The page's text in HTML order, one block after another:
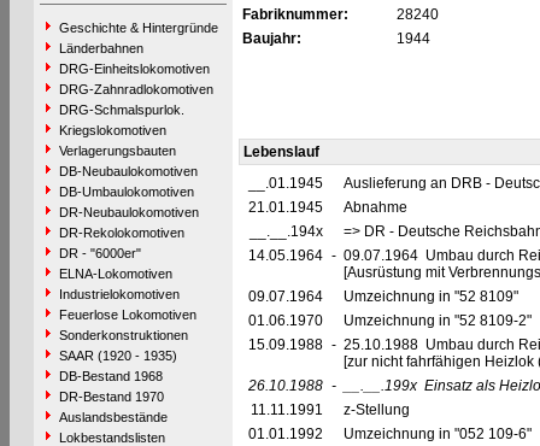
Geschichte & Hintergründe
Länderbahnen
DRG-Einheitslokomotiven
DRG-Zahnradlokomotiven
DRG-Schmalspurlok.
Kriegslokomotiven
Verlagerungsbauten
DB-Neubaulokomotiven
DB-Umbaulokomotiven
DR-Neubaulokomotiven
DR-Rekolokomotiven
DR - "6000er"
ELNA-Lokomotiven
Industrielokomotiven
Feuerlose Lokomotiven
Sonderkonstruktionen
SAAR (1920 - 1935)
DB-Bestand 1968
DR-Bestand 1970
Auslandsbestände
Lokbestandslisten
Fabriknummer:
28240
Baujahr:
1944
Lebenslauf
__.01.1945
Auslieferung an DRB -
21.01.1945
Abnahme
__.__.194x
=> DR - Deutsche
14.05.1964 - 09.07.1964 Umbau durch
[Ausrüstung mit
09.07.1964
Umzeichnung in "52 8109"
01.06.1970
Umzeichnung in "52 8109-2"
15.09.1988 - 25.10.1988 Umbau durch
[zur nicht fahrfähigen
26.10.1988 - __.__.199x Einsatz als
11.11.1991
z-Stellung
01.01.1992
Umzeichnung in "052 109-6"